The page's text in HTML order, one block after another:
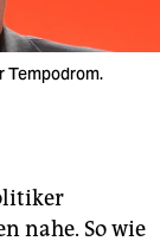
Tempodrom.
nahe. So wie